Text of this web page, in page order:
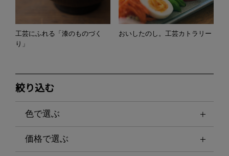
工芸にふれる「漆のものづく
り」
おいしたのし。工芸カトラリー
絞り込む
色で選ぶ
価格で選ぶ